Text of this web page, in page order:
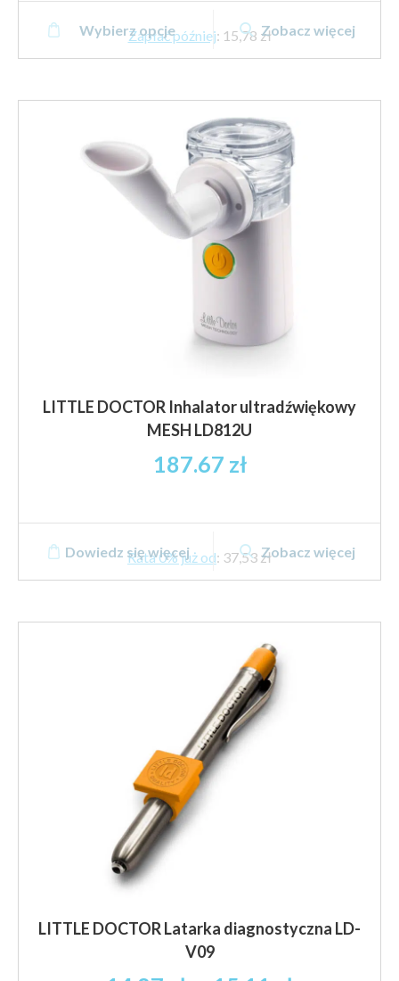
15.78 zł
brutto
do
brutto
Zapłać później: 15,78 zł
Wybierz opcje
produkt
ma
wariantów.
Zobacz więcej
LITTLE DOCTOR Inhalator ultradźwiękowy
MESH LD812U
187.67 zł
Rata 0% już od: 37,53 zł
Dowiedz się więcej Zobacz więcej
LITTLE DOCTOR Latarka diagnostyczna LD-
V09